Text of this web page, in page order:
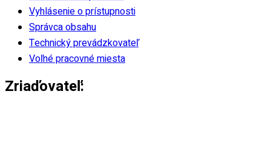
Vyhlásenie o prístupnosti
Správca obsahu
Technický prevádzkovateľ
Voľné pracovné miesta
Zriaďovateľ: